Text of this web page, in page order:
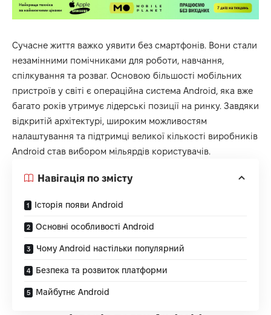
Сучасне життя важко уявити без смартфонів. Вони стали
незамінними помічниками для роботи, навчання,
спілкування та розваг. Основою більшості мобільних
пристроїв у світі є операційна система Android, яка вже
багато років утримує лідерські позиції на ринку. Завдяки
відкритій архітектурі, широким можливостям
налаштування та підтримці великої кількості виробників
Android став вибором мільярдів користувачів.
Навігація по змісту
Історія появи Android
Основні особливості Android
Чому Android настільки популярний
Безпека та розвиток платформи
Майбутнє Android